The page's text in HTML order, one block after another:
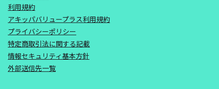
利用規約
アキッパバリュープラス利用規約
プライバシーポリシー
特定商取引法に関する記載
情報セキュリティ基本方針
外部送信先一覧